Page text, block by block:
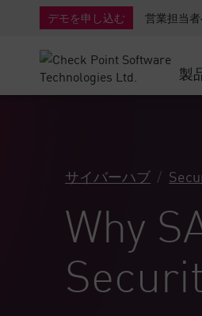
製
SMB向けファイアウォール
産業用ファイアウォール
SD-WAN
リモート アクセスVPN
Agentic Network Security
セキュリティ管理アプライア
AIを活用したセキュリティ管
ワークスペース
AI Network Firewall
AI Runtime Protection
ランサムウェア対策
業界別ソリューション
検出
応答
サポート・センター
アドボカシーマネジメントサ
Proサポート
デモを申し込む
営業担当
サイバーハブ
Why